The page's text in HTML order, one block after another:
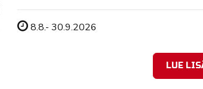
Tapahtuman ajankohta
8.8.- 30.9.2026
LUE